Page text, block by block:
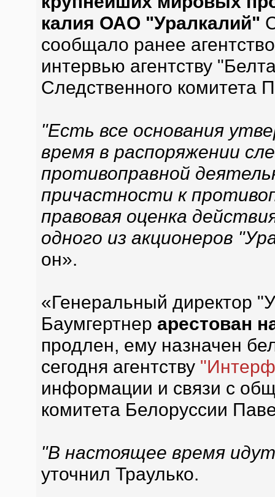
калия ОАО "Уралкалий"
сообщало ранее
интервью агентству
Следственного комитета
"Есть все основания
время в распоряжении
противоправной
причастности к
правовая оценка
одного из акционеров
он».
«Генеральный директор
Баумгертнер арестован
продлен, ему назначен
сегодня агентству
информации и связи с
комитета Белоруссии
"В настоящее время
уточнил Траулько.